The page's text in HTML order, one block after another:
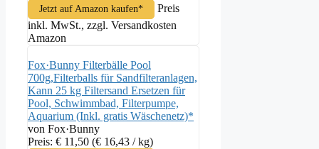
Jetzt auf Amazon kaufen*
Preis
inkl. MwSt., zzgl. Versandkosten
Amazon
Fox·Bunny Filterbälle Pool
700g,Filterballs für Sandfilteranlagen,
Kann 25 kg Filtersand Ersetzen für
Pool, Schwimmbad, Filterpumpe,
Aquarium (Inkl. gratis Wäschenetz)*
von Fox·Bunny
Preis: € 11,50 (€ 16,43 / kg)